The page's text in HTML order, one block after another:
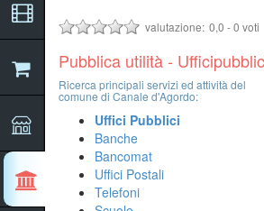
valutazione: 0,0 -0 voti
Pubblica utilità -
Ricerca principali servizi ed attività del
comune di Canale d'Agordo:
Uffici Pubblici
Banche
Bancomat
Uffici Postali
Telefoni